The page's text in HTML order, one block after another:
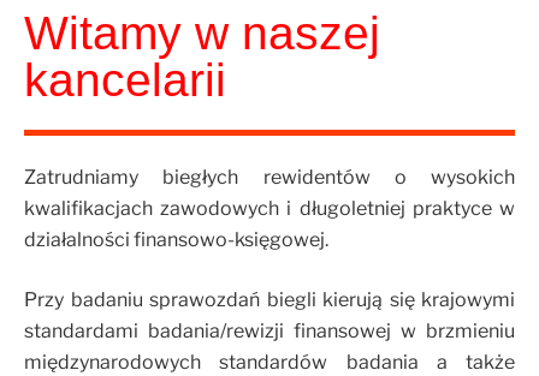
Witamy w naszej
kancelarii
Zatrudniamy biegłych rewidentów o wysokich
kwalifikacjach zawodowych i długoletniej praktyce w
działalności finansowo-księgowej.
Przy badaniu sprawozdań biegli kierują się krajowymi
standardami badania/rewizji finansowej w brzmieniu
międzynarodowych standardów badania a także